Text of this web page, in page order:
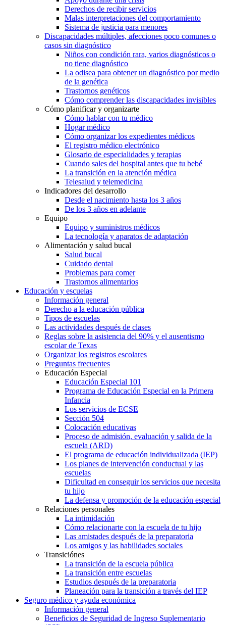
Derechos de recibir servicios
Malas interpretaciones del comportamiento
Sistema de justicia para menores
Discapacidades múltiples, afecciones poco comunes o
casos sin diagnóstico
Niños con condición rara, varios diagnósticos o
no tiene diagnóstico
La odisea para obtener un diagnóstico por medio
de la genética
Trastornos genéticos
Cómo comprender las discapacidades invisibles
Cómo planificar y organizarte
Cómo hablar con tu médico
Hogar médico
Cómo organizar los expedientes médicos
El registro médico electrónico
Glosario de especialidades y terapias
Cuando sales del hospital antes que tu bebé
La transición en la atención médica
Telesalud y telemedicina
Indicadores del desarrollo
Desde el nacimiento hasta los 3 años
De los 3 años en adelante
Equipo
Equipo y suministros médicos
La tecnología y aparatos de adaptación
Alimentación y salud bucal
Salud bucal
Cuidado dental
Problemas para comer
Trastornos alimentarios
Educación y escuelas
Información general
Derecho a la educación pública
Tipos de escuelas
Las actividades después de clases
Reglas sobre la asistencia del 90% y el ausentismo
escolar de Texas
Organizar los registros escolares
Preguntas frecuentes
Educación Especial
Educación Especial 101
Programa de Educación Especial en la Primera
Infancia
Los servicios de ECSE
Sección 504
Colocación educativas
Proceso de admisión, evaluación y salida de la
escuela (ARD)
El programa de educación individualizada (IEP)
Los planes de intervención conductual y las
escuelas
Dificultad en conseguir los servicios que necesita
tu hijo
La defensa y promoción de la educación especial
Relaciones personales
La intimidación
Cómo relacionarte con la escuela de tu hijo
Las amistades después de la preparatoria
Los amigos y las habilidades sociales
Transiciónes
La transición de la escuela pública
La transición entre escuelas
Estudios después de la preparatoria
Planeación para la transición a través del IEP
Seguro médico y ayuda económica
Información general
Beneficios de Seguridad de Ingreso Suplementario